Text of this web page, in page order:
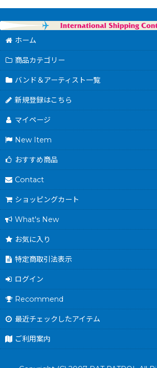
ホーム
商品カテゴリー
バンド＆アーティスト一覧
新規登録はこちら
マイページ
New Item
おすすめ商品
Contact
ショッピングカート
What's New
お気に入り
特定商取引法表示
ログイン
Recommend
最近チェックしたアイテム
ご利用案内